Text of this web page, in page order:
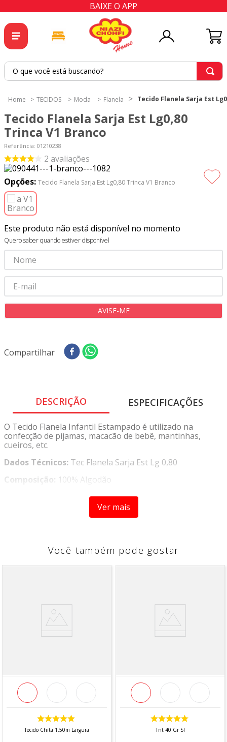
BAIXE O APP
O que você está buscando?
TECIDOS Moda Flanela Tecido Flanela Sarja Est
Tecido Flanela Sarja Est Lg0,80
Trinca V1 Branco
Referência: 01210238
2 avaliações
Opções: Tecido Flanela Sarja Est Lg0,80 Trinca V1 Branco
Este produto não está disponível no momento
Quero saber quando estiver disponível
Compartilhar
DESCRIÇÃO ESPECIFICAÇÕES
O Tecido Flanela Infantil Estampado é utilizado na
confecção de pijamas, macacão de bebê, mantinhas,
cueiros, etc.
Dados Técnicos: Tec Flanela Sarja Est Lg 0,80
Composição: 100% Algodão
- Temperatura Máxima de Lavagem 30°C processo suave
- Não alvejar / Não branquear
- Temperatura máxima da base do ferro a 150°C
- Não limpar a seco
Para pedidos acima de 10 metros, é possível que haja
fracionamento do corte.
Ver mais
Você também pode gostar
Tecido Chita 1.50m Largura Tnt 40 Gr Sf
2º
tapete
cortina
4º
tapetes
5º
tecido percal
6 º
tecido tricoline
7º
percal
8º
tricoline digital
9º
tecido oxford
10º toalha mesa